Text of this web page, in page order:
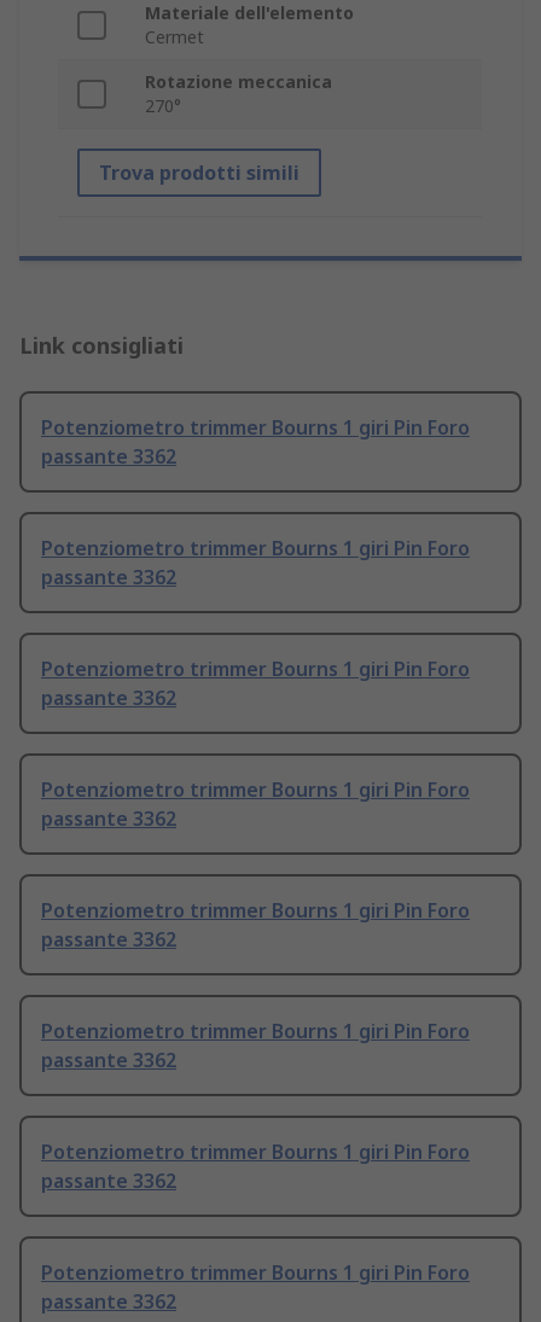
Materiale dell'elemento
Cermet
Rotazione meccanica
270°
Trova prodotti simili
Link consigliati
Potenziometro trimmer Bourns 1 giri Pin Foro
passante 3362
Potenziometro trimmer Bourns 1 giri Pin Foro
passante 3362
Potenziometro trimmer Bourns 1 giri Pin Foro
passante 3362
Potenziometro trimmer Bourns 1 giri Pin Foro
passante 3362
Potenziometro trimmer Bourns 1 giri Pin Foro
passante 3362
Potenziometro trimmer Bourns 1 giri Pin Foro
passante 3362
Potenziometro trimmer Bourns 1 giri Pin Foro
passante 3362
Potenziometro trimmer Bourns 1 giri Pin Foro
passante 3362